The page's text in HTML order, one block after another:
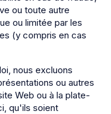
ou toute autre
ou limitée par les
(y compris en cas
nous excluons
ou autres
Web ou à la plate-
qu'ils soient